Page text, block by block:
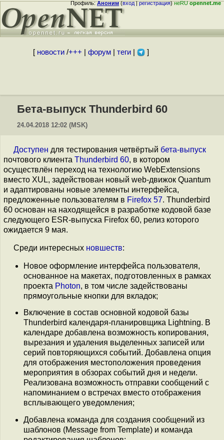
Профиль:Аноним(вход|регистрация)неRUopennet.me
[ новости/+++ форум| теги| ]
Бета-выпуск Thunderbird 60
24.04.2018 12:02 (MSK)
Доступен для тестирования четвёртый бета-выпуск
почтового клиента Thunderbird 60, в котором
осуществлён переход на технологию WebExtensions
вместо XUL, задействован новый web-движок Quantum
и адаптированы новые элементы интерфейса,
предложенные пользователям в Firefox 57. Thunderbird
60 основан на находящейся в разработке кодовой базе
следующего ESR-выпуска Firefox 60, релиз которого
ожидается 9 мая.
Среди интересных новшеств:
Новое оформление интерфейса пользователя,
основанное на макетах, подготовленных в рамках
проекта Photon, в том числе задействованы
прямоугольные кнопки для вкладок;
Включение в состав основной кодовой базы
Thunderbird календаря-планировщика Lightning. В
календаре добавлена возможность копирования,
вырезания и удаления выделенных записей или
серий повторяющихся событий. Добавлена опция
для отображения местоположения проведения
мероприятия в обзорах событий дня и недели.
Реализована возможность отправки сообщений с
напоминанием о встречах вместо отображения
всплывающего уведомления;
Добавлена команда для создания сообщений из
шаблонов (Message from Template) и команда